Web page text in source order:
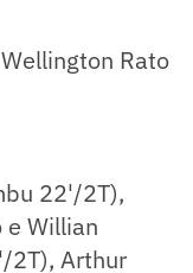
Rato
22'/2T),
e Willian
2T), Arthur